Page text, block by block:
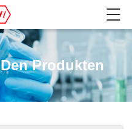
Produkten